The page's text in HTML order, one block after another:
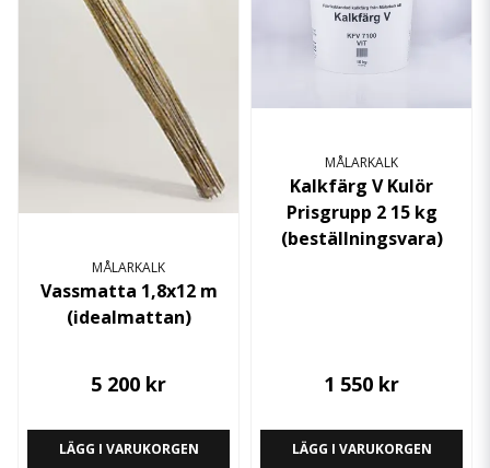
MÅLARKALK
Vassmatta 1,8x12 m
(idealmattan)
5 200 kr
LÄGG I VARUKORGEN
MÅLARKALK
Kalkfärg V Kulör
Prisgrupp 2 15 kg
(beställningsvara)
1 550 kr
LÄGG I VARUKORGEN